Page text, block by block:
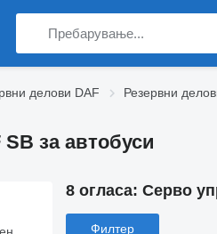
делови DAF Резервни
за автобуси
8 огласа: Серво
Филтер